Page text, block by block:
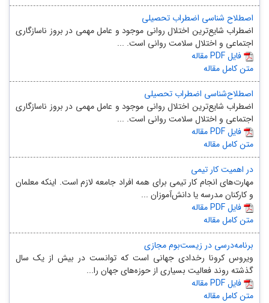
اصطلاح شناسی اضطراب تحصیلی
اضطراب شایع‌ترین اختلال روانی موجود و عامل مهمی در بروز ناسازگاری
اجتماعی و اختلال سلامت روانی است. ...
مقاله PDF فایل
متن کامل مقاله
اصطلاح‌شناسی اضطراب تحصیلی
اضطراب شایع‌ترین اختلال روانی موجود و عامل مهمی در بروز ناسازگاری
اجتماعی و اختلال سلامت روانی است. ...
مقاله PDF فایل
متن کامل مقاله
در اهمیت کار تیمی
مهارت‌های انجام کار تیمی برای همه افراد جامعه لازم است. اینکه معلمان
و کارکنان مدرسه یا دانش‌آموزان ...
مقاله PDF فایل
متن کامل مقاله
برنامه‌درسی در زیست‌بوم مجازی
ویروس کرونا رخدادی جهانی است که توانست در بیش از یک سال
گذشته روند فعالیت بسیاری از حوزه‌های جهان را...
مقاله PDF فایل
متن کامل مقاله